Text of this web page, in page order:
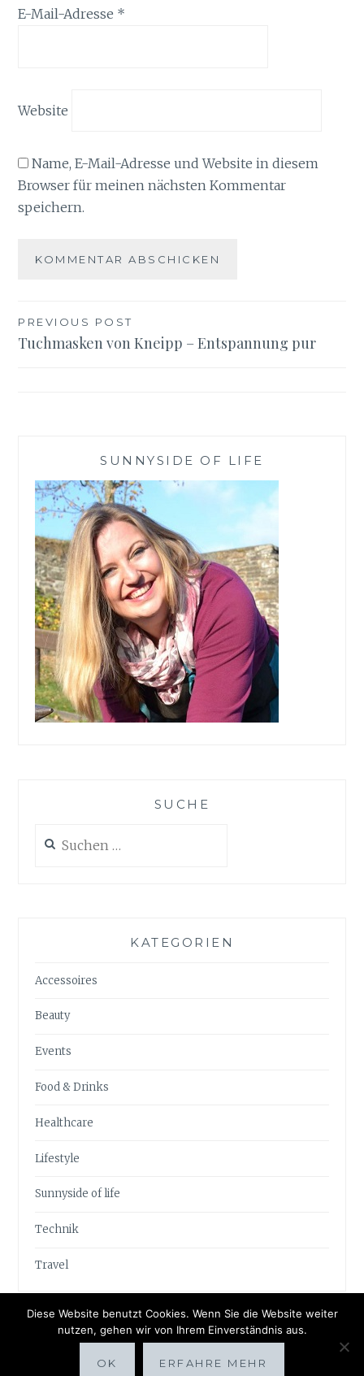
E-Mail-Adresse *
Website
Name, E-Mail-Adresse und Website in diesem
Browser für meinen nächsten Kommentar
speichern.
Beitragsnavigation
PREVIOUS POST
Tuchmasken von Kneipp – Entspannung pur
SUNNYSIDE OF LIFE
SUCHE
nach:
KATEGORIEN
Accessoires
Beauty
Events
Food & Drinks
Healthcare
Lifestyle
Sunnyside of life
Technik
Travel
Diese Website benutzt Cookies. Wenn Sie die Website weiter
nutzen, gehen wir von Ihrem Einverständnis aus.
OK ERFAHRE MEHR